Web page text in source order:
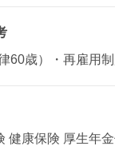
60歳）・再雇用制
健康保険 厚生年